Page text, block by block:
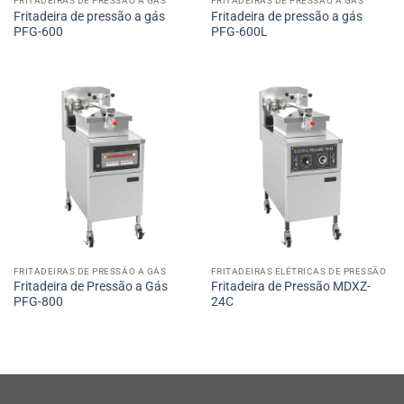
Fritadeira de pressão a gás
PFG-600
Fritadeira de pressão a gás
PFG-600L
FRITADEIRAS DE PRESSÃO A GÁS
Fritadeira de Pressão a Gás
PFG-800
FRITADEIRAS ELÉTRICAS DE PRESSÃO
Fritadeira de Pressão MDXZ-
24C